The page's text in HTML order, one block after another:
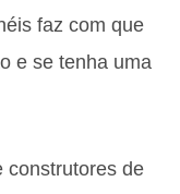
faz com que
e se tenha uma
construtores de